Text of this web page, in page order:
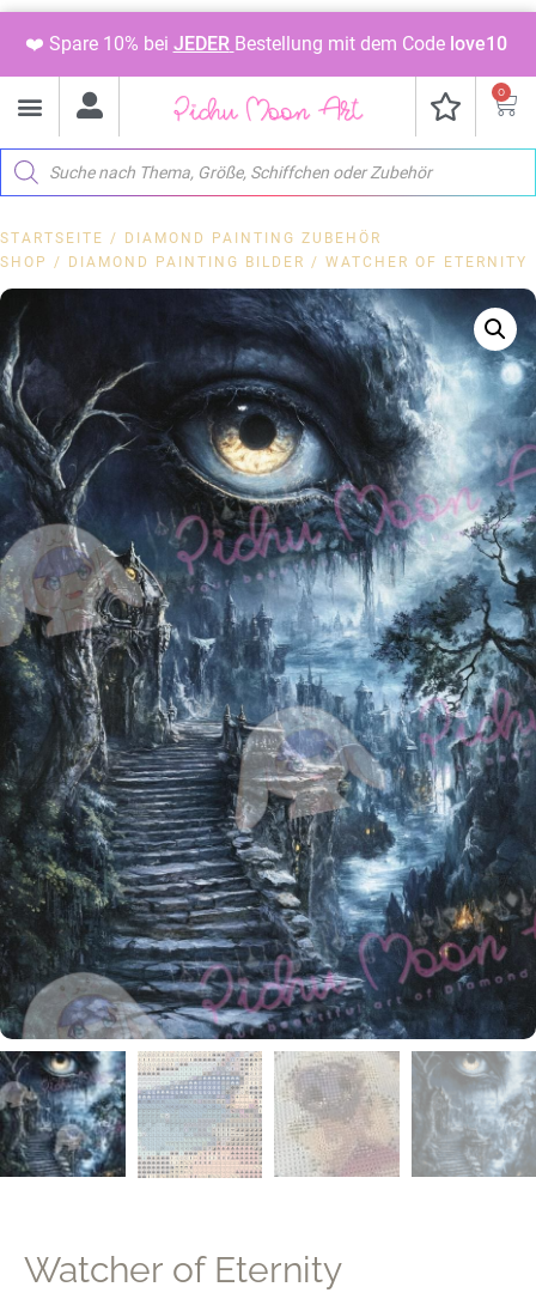
❤️ Spare 10% bei JEDER Bestellung mit dem Code love10
0
STARTSEITE /
DIAMOND PAINTING ZUBEHÖR
SHOP / DIAMOND PAINTING BILDER / WATCHER OF ETERNITY
Watcher of Eternity